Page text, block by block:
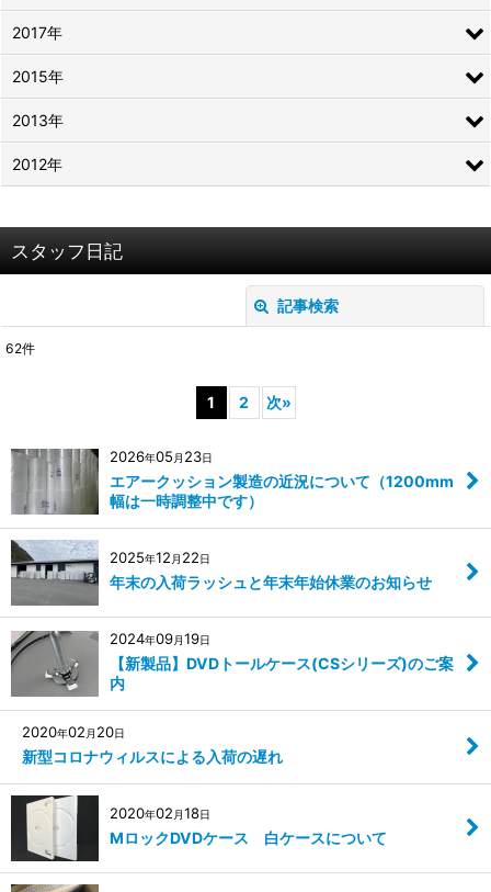
スタッフ日記
記事検索
絞り込む
62件
1 2 次»
2026年05 月 23日
エアークッション製造の近況について（1200mm
幅は一時調整中です）
2025年12 月 22日
年末の入荷ラッシュと年末年始休業のお知らせ
2024年09月19日
【新製品】DVDトールケース(CSシリーズ)のご案
内
2020年02 月 20日
新型コロナウィルスによる入荷の遅れ
2020年02 月18日
MロックDVDケース 白ケースについて
2017年
2015年
2013年
2012年